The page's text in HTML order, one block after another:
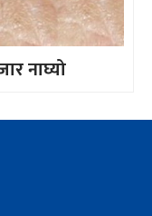
नाघ्यो